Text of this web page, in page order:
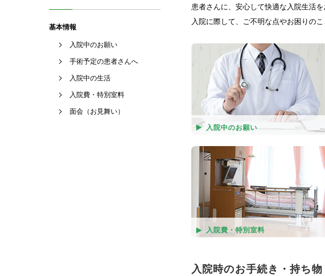
基本情報
入院中のお願い
手術予定の患者さんへ
入院中の生活
入院費・特別室料
面会（お見舞い）
患者さんに、安心して快適な入院生活
入院に際して、ご不明な点やお困りの
入院中のお願い
入院費・特別室料
入院時のお手続き・持ち物